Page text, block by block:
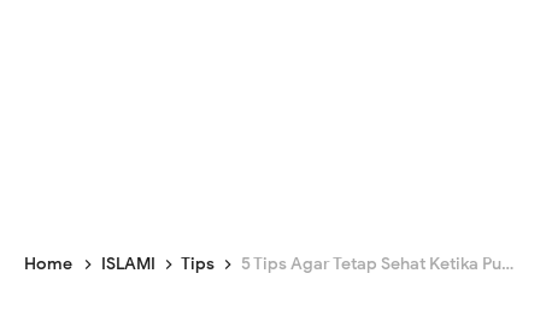
Home ISLAMI Tips 5 Tips Agar Tetap Sehat Ketika Puasa Ramadhan di Masa Pandemi Virus Korona